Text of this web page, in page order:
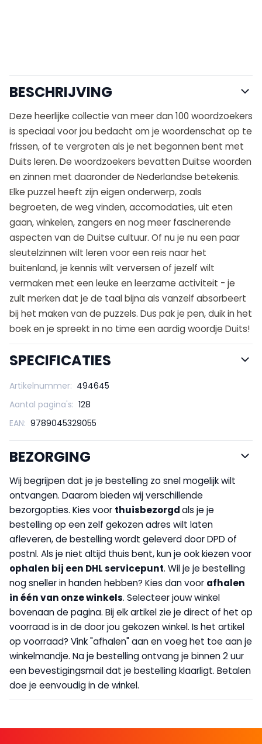
BESCHRIJVING
Deze heerlijke collectie van meer dan 100 woordzoekers
is speciaal voor jou bedacht om je woordenschat op te
frissen, of te vergroten als je net begonnen bent met
Duits leren. De woordzoekers bevatten Duitse woorden
en zinnen met daaronder de Nederlandse betekenis.
Elke puzzel heeft zijn eigen onderwerp, zoals
begroeten, de weg vinden, accomodaties, uit eten
gaan, winkelen, zangers en nog meer fascinerende
aspecten van de Duitse cultuur. Of nu je nu een paar
sleutelzinnen wilt leren voor een reis naar het
buitenland, je kennis wilt verversen of jezelf wilt
vermaken met een leuke en leerzame activiteit - je
zult merken dat je de taal bijna als vanzelf absorbeert
bij het maken van de puzzels. Dus pak je pen, duik in het
boek en je spreekt in no time een aardig woordje Duits!
SPECIFICATIES
Artikelnummer: 494645
Aantal pagina's: 128
EAN: 9789045329055
BEZORGING
Wij begrijpen dat je je bestelling zo snel mogelijk wilt
ontvangen. Daarom bieden wij verschillende
bezorgopties. Kies voor thuisbezorgdals je je
bestelling op een zelf gekozen adres wilt laten
afleveren, de bestelling wordt geleverd door DPD of
postnl. Als je niet altijd thuis bent, kun je ook kiezen voor
ophalen bij een DHL servicepunt. Wil je je bestelling
nog sneller in handen hebben? Kies dan voor afhalen
in één van onze winkels. Selecteer jouw winkel
bovenaan de pagina. Bij elk artikel zie je direct of het op
voorraad is in de door jou gekozen winkel. Is het artikel
op voorraad? Vink "afhalen" aan en voeg het toe aan je
winkelmandje. Na je bestelling ontvang je binnen 2 uur
een bevestigingsmail dat je bestelling klaarligt. Betalen
doe je eenvoudig in de winkel.